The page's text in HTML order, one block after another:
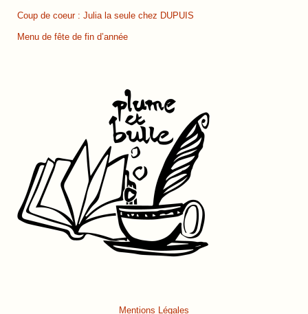
Coup de coeur : Julia la seule chez DUPUIS
Menu de fête de fin d’année
Mentions Légales